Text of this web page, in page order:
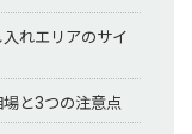
れエリアのサイ
と3つの注意点